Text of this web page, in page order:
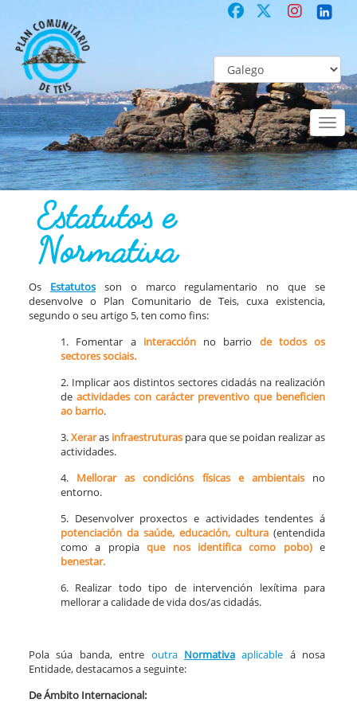
Toggle
COMUNITARIO Co-laboración participativa Estatutos e Normativa
Estatutos e
Normativa
Os Estatutosson o marco regulamentario no que se
desenvolve o Plan Comunitario de Teis, cuxa existencia,
segundo o seu artigo 5, ten como fins:
1. Fomentar a interacciónno barrio de todos os
sectores sociais.
2. Implicar aos distintos sectores cidadás na realización
de actividades con carácter preventivo que beneficien
ao barrio.
3.Xeraras infraestruturas para que se poidan realizar as
actividades.
4. Mellorar as condicións físicas e ambientais no
entorno.
5. Desenvolver proxectos e actividades tendentes á
potenciación da saúde, educación, cultura (entendida
como a propiaque nos identifica como pobo)e
benestar.
6. Realizar todo tipo de intervención lexítima para
mellorar a calidade de vida dos/as cidadás.
Pola súa banda, entre outra Normativaaplicable á nosa
Entidade, destacamos a seguinte:
De Ámbito Internacional: